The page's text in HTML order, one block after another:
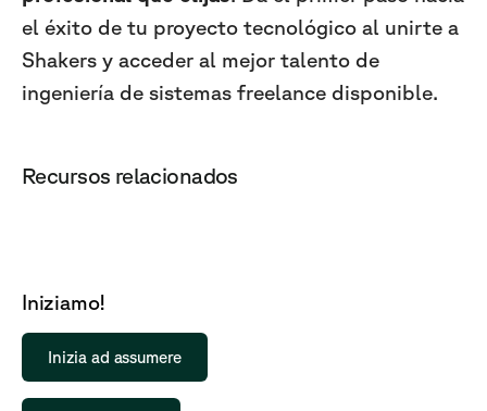
el éxito de tu proyecto tecnológico al unirte a
Shakers y acceder al mejor talento de
ingeniería de sistemas freelance disponible.
Recursos relacionados
Iniziamo!
Inizia ad assumere